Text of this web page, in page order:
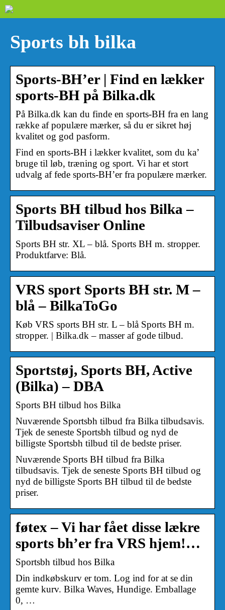
Sports bh bilka
Sports-BH’er | Find en lækker
sports-BH på Bilka.dk
På Bilka.dk kan du finde en sports-BH fra en lang
række af populære mærker, så du er sikret høj
kvalitet og god pasform.
Find en sports-BH i lækker kvalitet, som du ka’
bruge til løb, træning og sport. Vi har et stort
udvalg af fede sports-BH’er fra populære mærker.
Sports BH tilbud hos Bilka –
Tilbudsaviser Online
Sports BH str. XL – blå. Sports BH m. stropper.
Produktfarve: Blå.
VRS sport Sports BH str. M –
blå – BilkaToGo
Køb VRS sports BH str. L – blå Sports BH m.
stropper. | Bilka.dk – masser af gode tilbud.
Sportstøj, Sports BH, Active
(Bilka) – DBA
Sports BH tilbud hos Bilka
Nuværende Sportsbh tilbud fra Bilka tilbudsavis.
Tjek de seneste Sportsbh tilbud og nyd de
billigste Sportsbh tilbud til de bedste priser.
Nuværende Sports BH tilbud fra Bilka
tilbudsavis. Tjek de seneste Sports BH tilbud og
nyd de billigste Sports BH tilbud til de bedste
priser.
føtex – Vi har fået disse lækre
sports bh’er fra VRS hjem!…
Sportsbh tilbud hos Bilka
Din indkøbskurv er tom. Log ind for at se din
gemte kurv. Bilka Waves, Hundige. Emballage
0, …